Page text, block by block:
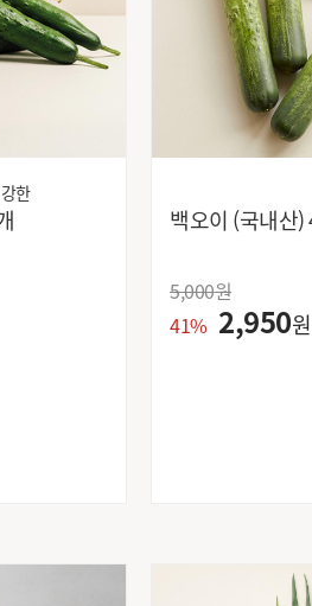
매일유업
모아엠
삼양사
한
) 4개
5,000원
41% 2,950원